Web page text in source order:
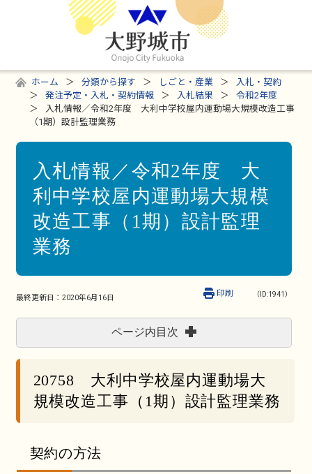
ホーム 分類から探す しごと・産業
入札・契約
発注予定・入札・契約情報
入札結果
令和2年度
入札情報／令和2年度 大利中学校屋内運動場大規模改造工事
（1期）設計監理業務
入札情報／令和2年度 大
利中学校屋内運動場大規模
改造工事（1期）設計監理
業務
最終更新日： 2020年6月16日 （ID:1941）
印刷
ページ内目次
20758 大利中学校屋内運動場大
規模改造工事（1期）設計監理業務
契約の方法